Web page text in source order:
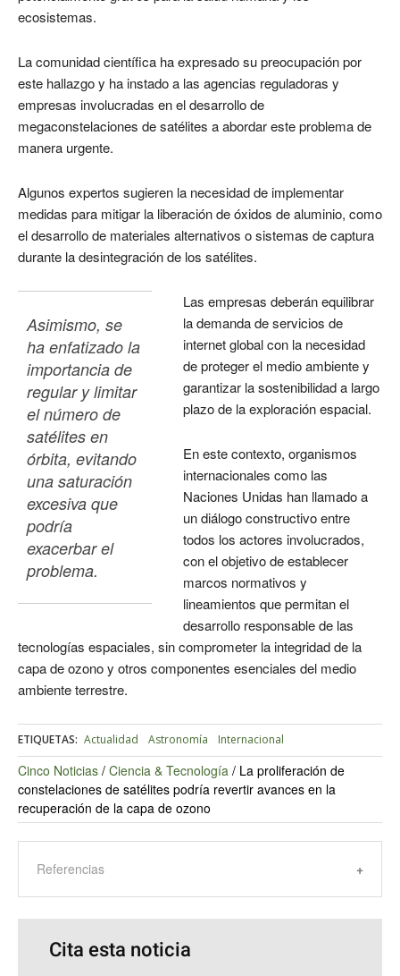
ecosistemas.
La comunidad científica ha expresado su preocupación por
este hallazgo y ha instado a las agencias reguladoras y
empresas involucradas en el desarrollo de
megaconstelaciones de satélites a abordar este problema de
manera urgente.
Algunos expertos sugieren la necesidad de implementar
medidas para mitigar la liberación de óxidos de aluminio, como
el desarrollo de materiales alternativos o sistemas de captura
durante la desintegración de los satélites.
Asimismo, se
ha enfatizado la
importancia de
regular y limitar
el número de
satélites en
órbita, evitando
una saturación
excesiva que
podría
exacerbar el
problema.
Las empresas deberán equilibrar
la demanda de servicios de
internet global con la necesidad
de proteger el medio ambiente y
garantizar la sostenibilidad a largo
plazo de la exploración espacial.
En este contexto, organismos
internacionales como las
Naciones Unidas han llamado a
un diálogo constructivo entre
todos los actores involucrados,
con el objetivo de establecer
marcos normativos y
lineamientos que permitan el
desarrollo responsable de las
tecnologías espaciales, sin comprometer la integridad de la
capa de ozono y otros componentes esenciales del medio
ambiente terrestre.
ETIQUETAS: Actualidad Astronomía Internacional
Cinco Noticias / Ciencia & Tecnología / La proliferación de
constelaciones de satélites podría revertir avances en la
recuperación de la capa de ozono
Referencias
Cita esta noticia